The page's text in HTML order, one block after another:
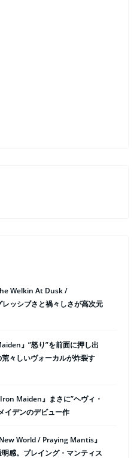
Welkin At Dusk /
ッシブさと禍々しさが高次元
』”怒り”を前面に押し出
々しいヴォーカルが炸裂す
Maiden』まさに”ヘヴィ・
イデンのデビュー作
World / Praying Mantis』
感。プレイング・マンティス